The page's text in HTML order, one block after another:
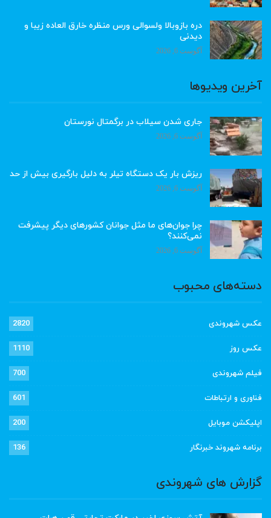
دره بازوبالا ولسوالی ورس منظره خارق العاده زیبا و
دیدنی
آگوست 6, 2026
آخرین ویدیوها
جاری شدن سیلاب در برگمتال نورستان
آگوست 6, 2026
ریزش بار یک دستگاه تیلر به دلیل بارگیری بیش از حد
آگوست 6, 2026
چرا جوان‌های ما مثل جوانان کشورهای دیگر پیشرفت
نمی‌کنند؟
آگوست 6, 2026
دسته‌های محبوب
عکس شهروندی 2820
عکس روز 1110
فیلم شهروندی 700
فناوری و ارتباطات 601
اپلیکشن موبایل 200
برنامه شهروند خبرنگار 136
گزارش های شهروندی